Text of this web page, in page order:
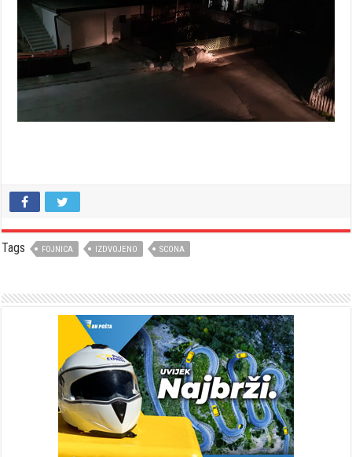
Tags FOJNICA IZDVOJENO SCONA